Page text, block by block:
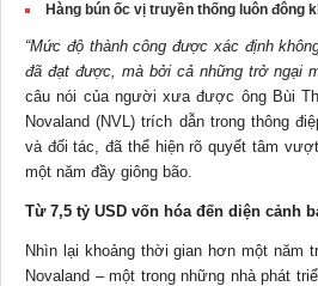
Hàng bún ốc vị truyền thống luôn đông
“Mức độ thành công được xác định
đã đạt được, mà bởi cả những trở ngại
câu nói của người xưa được ông Bùi
Novaland (NVL) trích dẫn trong thông
và đối tác, đã thể hiện rõ quyết tâm
một năm đầy giông bão.
Từ 7,5 tỷ USD vốn hóa đến diện cảnh
Nhìn lại khoảng thời gian hơn một năm
Novaland – một trong những nhà phát